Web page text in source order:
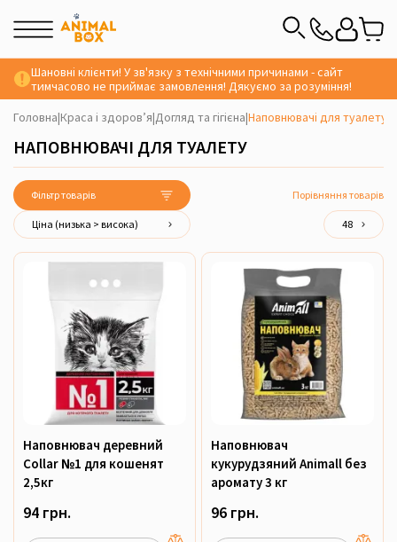
Шановні клієнти! У зв'язку з технічними причинами - сайт
тимчасово не приймає замовлення! Дякуємо за розуміння!
Головна|Краса і здоров’я|Догляд та гігієна|Наповнювачі для туалету
НАПОВНЮВАЧІ ДЛЯ ТУАЛЕТУ
Фільтр товарів Порівняння товарів
Ціна (низька > висока) 48
Наповнювач деревний
Collar №1 для кошенят
2,5кг
94 грн.
Наповнювач
кукурудзяний Animall без
аромату 3 кг
96 грн.